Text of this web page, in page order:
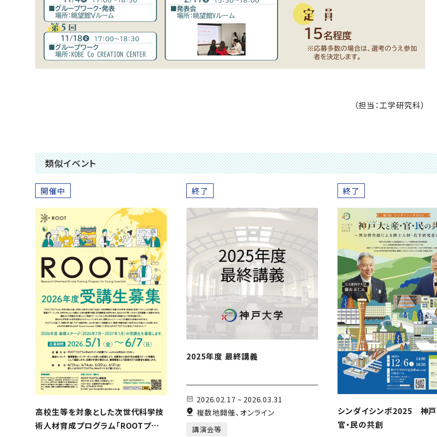
（担当：工学研究科）
類似イベント
開催中
高校生等を対象とした次世代科学技
術人材育成プログラム「ROOTプロ
終了
2025年度 最終講義
2026.02.17 ~ 2026.03.31
複数地開催、オンライン
講演会等
終了
シンダイシンポ2025 神戸
官・民の共創